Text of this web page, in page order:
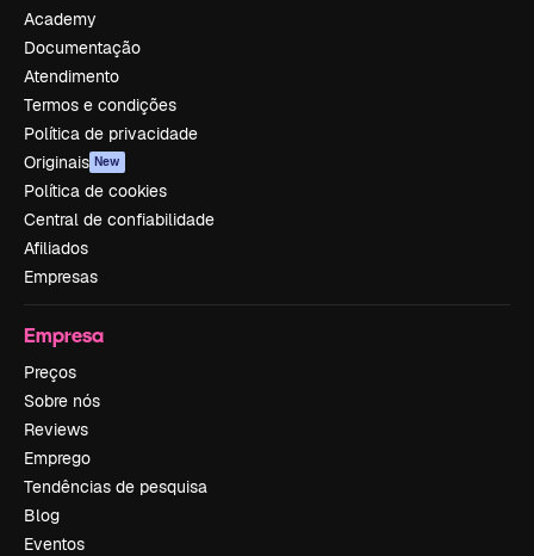
Academy
Documentação
Atendimento
Termos e condições
Política de privacidade
Originais New
Política de cookies
Central de confiabilidade
Afiliados
Empresas
Empresa
Preços
Sobre nós
Reviews
Emprego
Tendências de pesquisa
Blog
Eventos